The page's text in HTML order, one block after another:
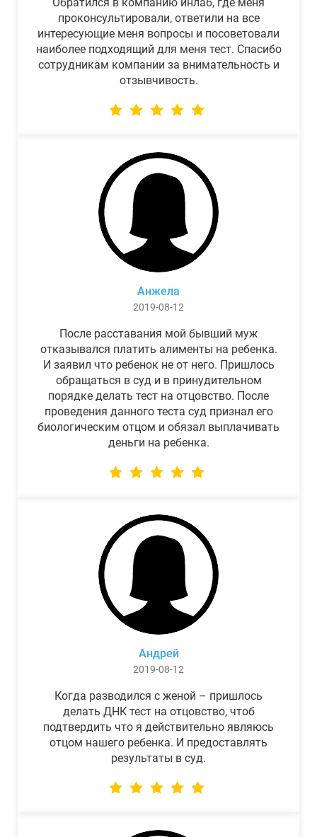
Обратился в компанию инлаб, где меня
проконсультировали, ответили на все
интересующие меня вопросы и посоветовали
наиболее подходящий для меня тест. Спасибо
сотрудникам компании за внимательность и
отзывчивость.
Анжела
2019-08-12
После расставания мой бывший муж
отказывался платить алименты на ребенка.
И заявил что ребенок не от него. Пришлось
обращаться в суд и в принудительном
порядке делать тест на отцовство. После
проведения данного теста суд признал его
биологическим отцом и обязал выплачивать
деньги на ребенка.
Андрей
2019-08-12
Когда разводился с женой – пришлось
делать ДНК тест на отцовство, чтоб
подтвердить что я действительно являюсь
отцом нашего ребенка. И предоставлять
результаты в суд.